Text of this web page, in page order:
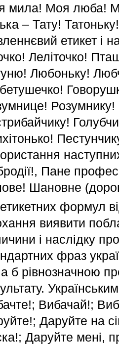
мила! Моя люба!
– Тату!
етикет і
Леліточко!
Любоньку!
Розумнику!
Пане
Шановне
формул
виявити
і наслідку
фраз
б рівнозначною
Вибачай!;
Даруйте на
Даруйте мені,